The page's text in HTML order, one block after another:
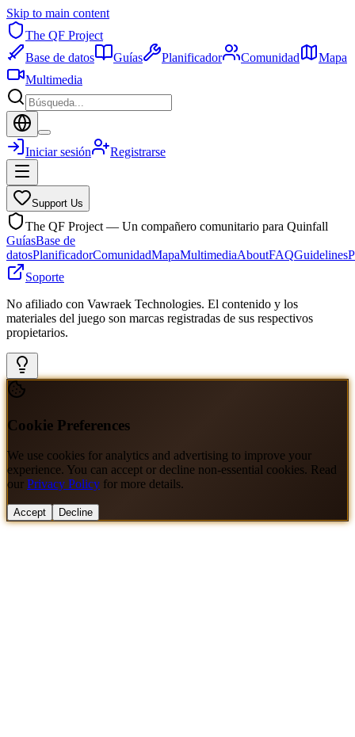
Skip to main content
The QF Project
Base de datos
Guías Planificador Comunidad
Mapa
Multimedia
Iniciar sesión Registrarse
Support Us
The QF Project — Un compañero comunitario para Quinfall
GuíasBase de
datosPlanificadorComunidadMapaMultimediaAboutFAQGuidelines
Soporte
No afiliado con Vawraek Technologies. El contenido y los
materiales del juego son marcas registradas de sus respectivos
propietarios.
Cookie Preferences
We use cookies for analytics and advertising to improve your
experience. You can accept or decline non-essential cookies. Read
our Privacy Policy for more details.
Accept Decline